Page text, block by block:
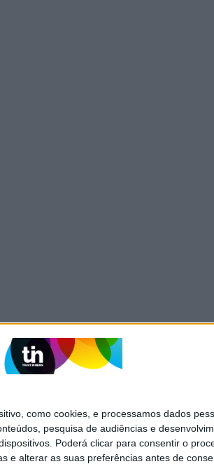
como cookies, e processamos dados
pesquisa de audiências e
Poderá clicar para consentir o
alterar as suas preferências antes de